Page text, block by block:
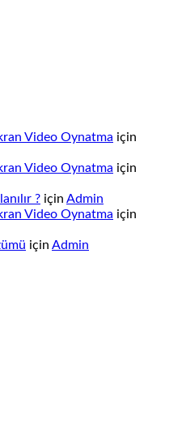
Video Oynatma için
Video Oynatma için
? için Admin
Video Oynatma için
için Admin